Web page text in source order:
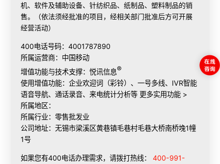
机、软件及辅助设备、针纺织品、纸制品、塑料制品的销
售。（依法须经批准的项目，经相关部门批准后方可开展
经营活动）
400电话号码：4001787890
所属运营商：中国移动
增值功能与技术支撑：悦讯信息®
使用增值功能：企业欢迎词（彩铃）、一号多线、IVR智能
语音导航、通话录音、来电统计分析等 更多实用功能 >
所属地区：
所属行业：零售批发业
公司地址：无锡市梁溪区黄巷镇毛巷村毛巷大桥南桥堍1幢
1号
如果您有400电话办理需求，请拨打热线：
400-991-